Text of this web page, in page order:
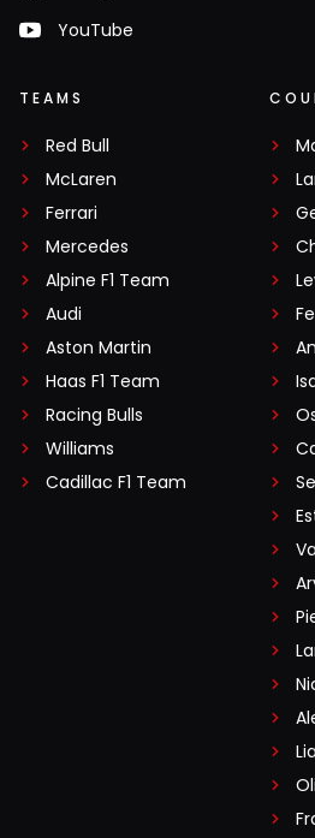
YouTube
TEAMS
Red Bull
McLaren
Ferrari
Mercedes
Alpine F1 Team
Audi
Aston Martin
Haas F1 Team
Racing Bulls
Williams
Cadillac F1 Team